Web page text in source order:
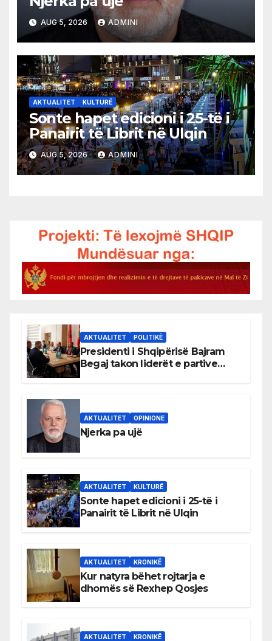
AUG 5, 2026 ADMINI
AKTUALITET KULTURË
Sonte hapet edicioni i 25-të i
Panairit të Librit në Ulqin
AUG 5, 2026 ADMINI
AKTUALITET POLITIKË
Presidenti i Shqipërisë Bajram
Begaj takon liderët e partive
AKTUALITET OPINIONE
Njerka pa ujë
AKTUALITET KULTURË
Sonte hapet edicioni i 25-të i
Panairit të Librit në Ulqin
AKTUALITET KRONIKË
Kur natyra bëhet rojtarja e
dhomës së Rexhep Qosjes
AKTUALITET KRONIKË